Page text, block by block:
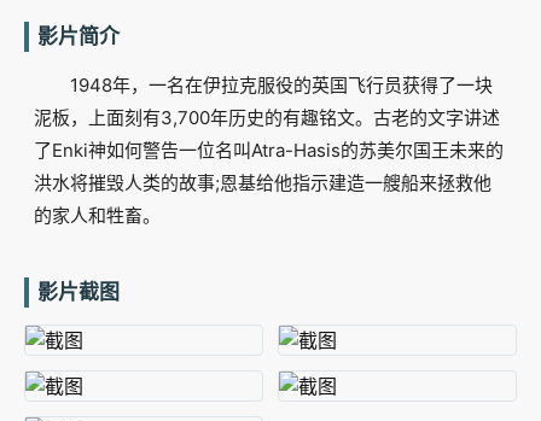
影片简介
1948年，一名在伊拉克服役的英国飞行员获得了一块
泥板，上面刻有3,700年历史的有趣铭文。古老的文字讲述
了Enki神如何警告一位名叫Atra-Hasis的苏美尔国王未来的
洪水将摧毁人类的故事;恩基给他指示建造一艘船来拯救他
的家人和牲畜。
影片截图